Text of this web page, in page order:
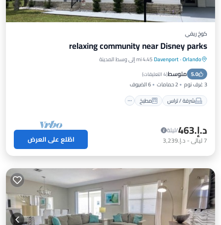
كوخ ريفي
relaxing community near Disney parks
Orlando
·
Davenport4.45 mi إلى وسط المدينة
5.0 متوسط(4 التعليقات )
3 غرف نوم 2 حمامات
6 الضيوف
شرفة / تراس
مطبخ
شرفة / تراس مطبخ
غسيل ملابس
د.إ.‏463
/ليلة
7ليالي- د.إ.‏3,239 اطّلع على العرض